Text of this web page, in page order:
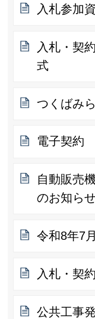
入札参加
入札・契
式
つくばみ
電子契約
自動販売
のお知ら
令和8年7
入札・契
公共工事